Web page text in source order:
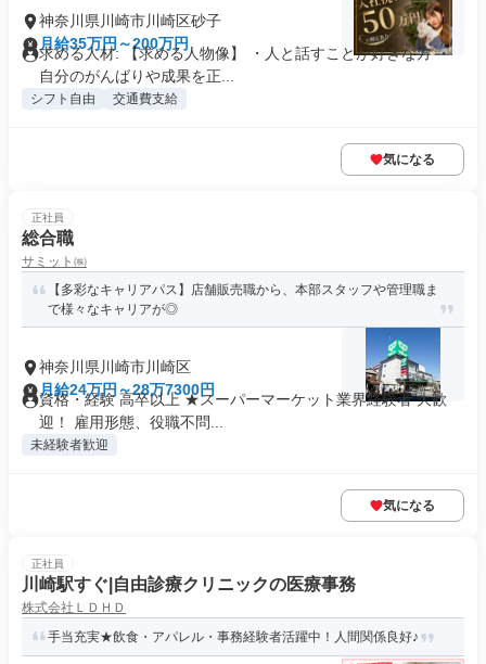
神奈川県川崎市川崎区砂子
月給35万円～200万円
求める人材: 【求める人物像】 ・人と話すことが好きな方 ・
自分のがんばりや成果を正...
シフト自由 交通費支給
気になる
正社員
総合職
サミット㈱
【多彩なキャリアパス】店舗販売職から、本部スタッフや管理職ま
で様々なキャリアが◎
神奈川県川崎市川崎区
月給24万円～28万7300円
資格・経験 高卒以上 ★スーパーマーケット業界経験者 大歓
迎！ 雇用形態、役職不問...
未経験者歓迎
気になる
正社員
川崎駅すぐ|自由診療クリニックの医療事務
株式会社ＬＤＨＤ
手当充実★飲食・アパレル・事務経験者活躍中！人間関係良好♪